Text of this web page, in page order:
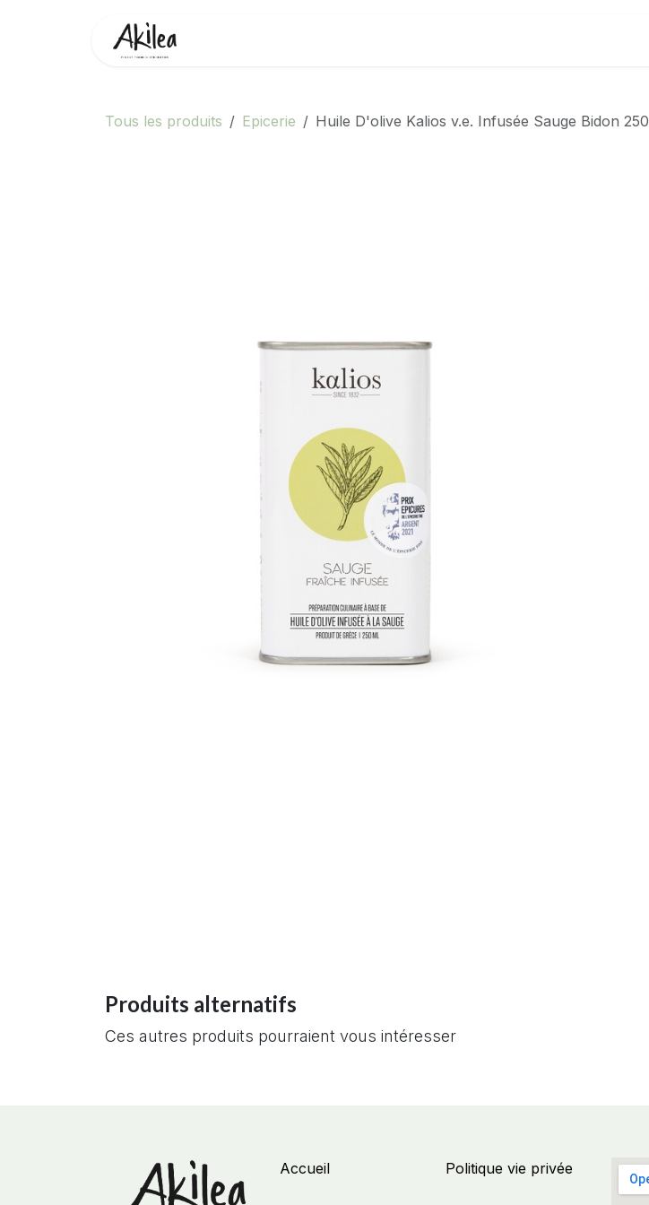
Tous les produits Epicerie Huile D'olive Kalios v.e. Infusée Sauge Bidon
Produits alternatifs
Ces autres produits pourraient vous intéresser
Politique vie privée
Accueil